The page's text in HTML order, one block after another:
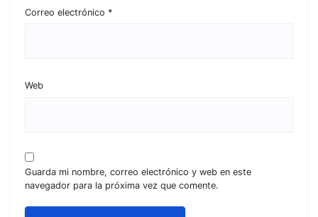
Correo electrónico *
Web
Guarda mi nombre, correo electrónico y web en este
navegador para la próxima vez que comente.